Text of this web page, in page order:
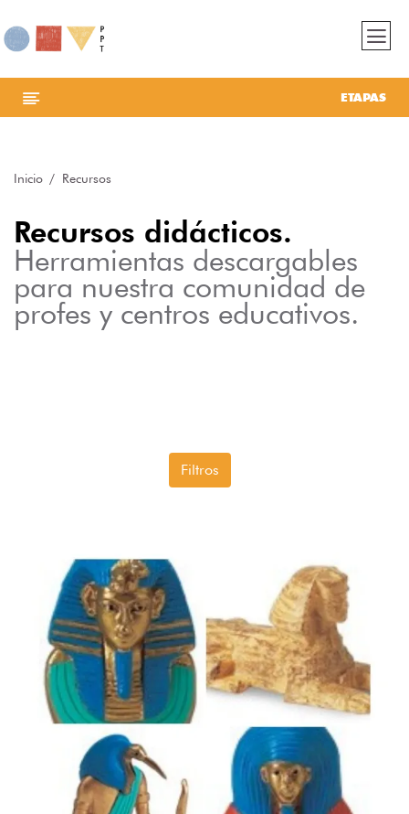
ETAPAS
Inicio Recursos
Recursos didácticos.
Herramientas descargables
para nuestra comunidad de
profes y centros educativos.
Filtros